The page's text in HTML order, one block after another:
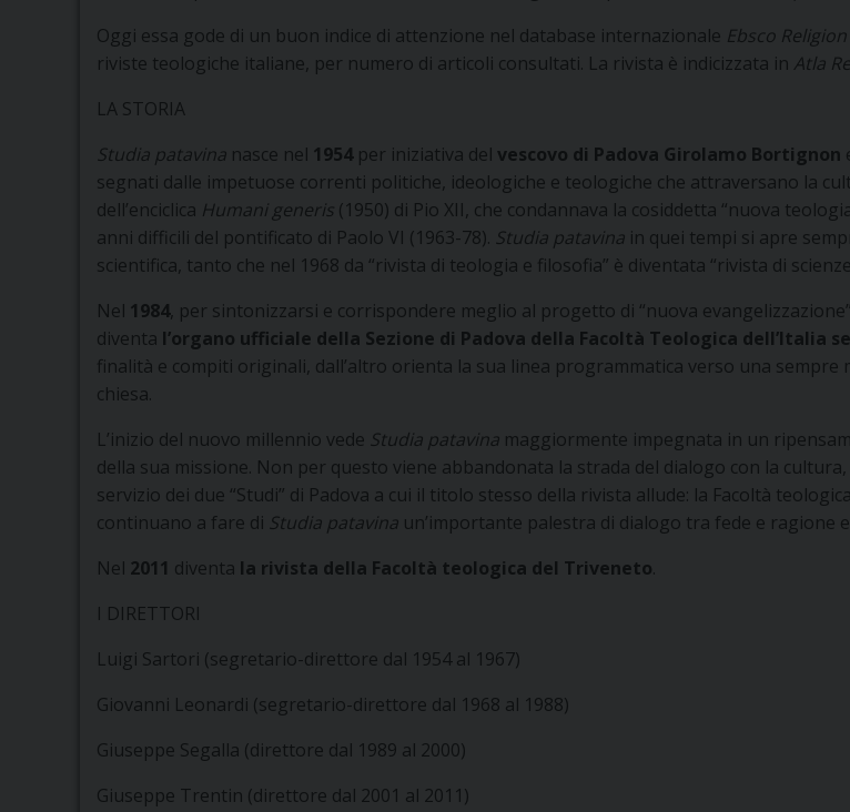
Oggi essa gode di un buon indice di attenzione nel database internazionale Ebsco
riviste teologiche italiane, per numero di articoli consultati. La rivista è indicizzata in Atla
LA STORIA
Studia patavina nasce nel 1954 per iniziativa del vescovo di Padova Girolamo Bortignon
segnati dalle impetuose correnti politiche, ideologiche e teologiche che attraversano la
dell’enciclica Humani generis (1950) di Pio XII, che condannava la cosiddetta “nuova
anni difficili del pontificato di Paolo VI (1963-78). Studia patavina in quei tempi si apre
scientifica, tanto che nel 1968 da “rivista di teologia e filosofia” è diventata “rivista di
Nel 1984, per sintonizzarsi e corrispondere meglio al progetto di “nuova
diventa l’organo ufficiale della Sezione di Padova della Facoltà Teologica dell’Italia
finalità e compiti originali, dall’altro orienta la sua linea programmatica verso una
chiesa.
L’inizio del nuovo millennio vede Studia patavina maggiormente impegnata in un
della sua missione. Non per questo viene abbandonata la strada del dialogo con la
servizio dei due “Studi” di Padova a cui il titolo stesso della rivista allude: la Facoltà
continuano a fare di Studia patavina un’importante palestra di dialogo tra fede e
Nel 2011 diventa la rivista della Facoltà teologica del Triveneto.
I DIRETTORI
Luigi Sartori (segretario-direttore dal 1954 al 1967)
Giovanni Leonardi (segretario-direttore dal 1968 al 1988)
Giuseppe Segalla (direttore dal 1989 al 2000)
Giuseppe Trentin (direttore dal 2001 al 2011)